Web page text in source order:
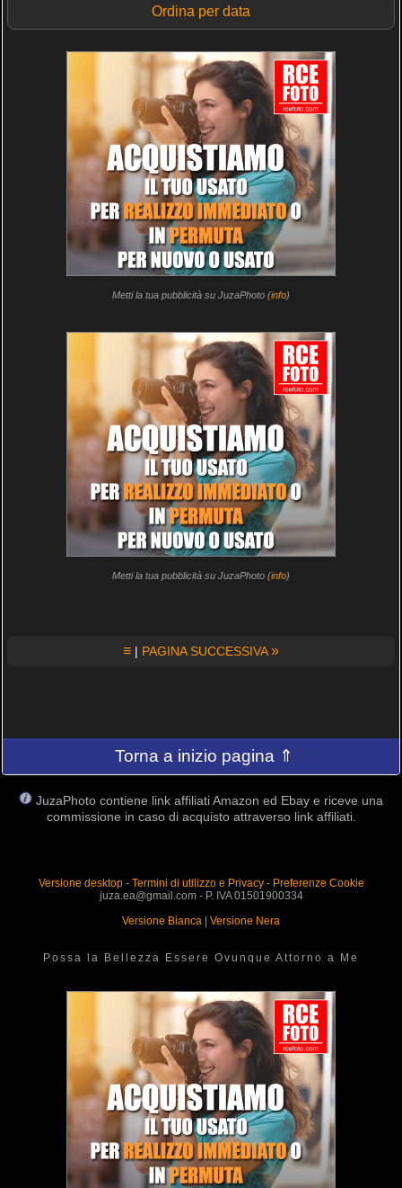
Ordina per data
Metti la tua pubblicità su JuzaPhoto (info)
Metti la tua pubblicità su JuzaPhoto (info)
≡ | PAGINA SUCCESSIVA»
Torna a inizio pagina ⇑
JuzaPhoto contiene link affiliati Amazon ed Ebay e riceve una
commissione in caso di acquisto attraverso link affiliati.
Versione desktop- Termini di utilizzo e Privacy- Preferenze Cookie
juza.ea@gmail.com - P. IVA 01501900334
Versione Bianca
Versione Nera
Possa la Bellezza Essere Ovunque Attorno a Me